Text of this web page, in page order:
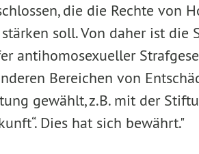
die die Rechte von
soll. Von daher ist die
antihomosexueller
Bereichen von
gewählt, z.B. mit der
Dies hat sich bewährt."